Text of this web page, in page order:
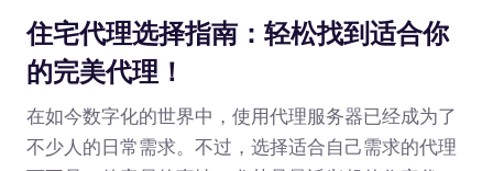
住宅代理选择指南：轻松找到适合你
的完美代理！
在如今数字化的世界中，使用代理服务器已经成为了
不少人的日常需求。不过，选择适合自己需求的代理